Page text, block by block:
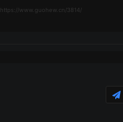
https://www.guohew.cn/3814/